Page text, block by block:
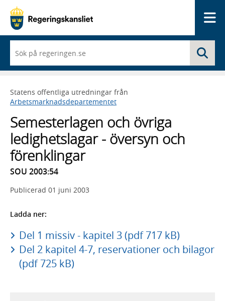
du
börjar
skriva
framträder
en
med
sökförslag
Statens offentliga utredningar från
Arbetsmarknadsdepartementet
Semesterlagen och övriga
ledighetslagar - översyn och
förenklingar
SOU 2003:54
Publicerad 01 juni 2003
Ladda ner:
Del 1 missiv - kapitel 3 (pdf 717 kB)
Del 2 kapitel 4-7, reservationer och bilagor
(pdf 725 kB)